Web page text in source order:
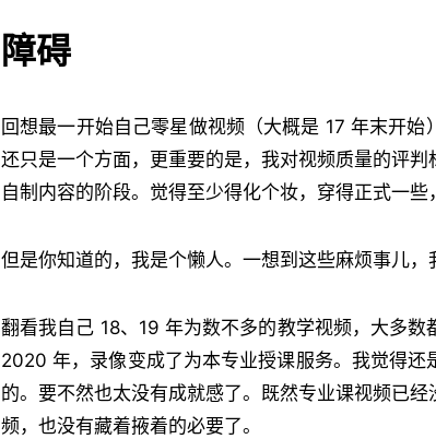
障碍
回想最一开始自己零星做视频（大概是 17 年末开始
还只是一个方面，更重要的是，我对视频质量的评
自制内容的阶段。觉得至少得化个妆，穿得正式一些
但是你知道的，我是个懒人。一想到这些麻烦事儿，
翻看我自己 18、19 年为数不多的教学视频，大多
2020 年，录像变成了为本专业授课服务。我觉得还
的。要不然也太没有成就感了。既然专业课视频已
频，也没有藏着掖着的必要了。